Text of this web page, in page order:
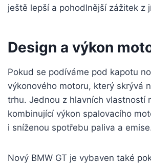
ještě lepší a pohodlnější zážitek z
Design a výkon
Pokud se podíváme pod kapotu
výkonového motoru, který skrývá
trhu. Jednou z hlavních vlastností
kombinující výkon spalovacího
i sníženou spotřebu paliva a
Nový BMW GT je vybaven také